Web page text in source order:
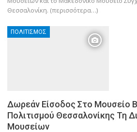
Θεσσαλονίκη. (περισσότερα…)
ΠΟΛΙΤΙΣΜΌΣ
Δωρεάν Είσοδος Στο Μουσείο
Πολιτισμού Θεσσαλονίκης Τη
Μουσείων